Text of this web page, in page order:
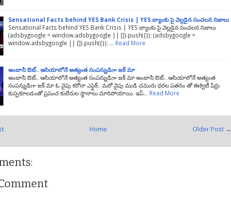
Sensational Facts behind YES Bank Crisis | YES బ్యాంకు పై వెల్లడైన సంచలన నిజాలు
Sensational Facts behind YES Bank Crisis | YES బ్యాంకు పై వెల్లడైన సంచలన నిజాలు
(adsbygoogle = window.adsbygoogle || []).push({}); (adsbygoogle =
window.adsbygoogle || []).push({}); … Read More
అంబానీ ఔట్.. ఆసియాలోనే అత్యంత సంపన్నుడిగా జక్ మా
అంబానీ ఔట్.. ఆసియాలోనే అత్యంత సంపన్నుడిగా జక్ మా అంబానీ ఔట్.. ఆసియాలోనే అత్యంత
సంపన్నుడిగా జక్ మా ఓ వైపు కరోనా ఎఫ్టెక్.. మరో వైపు ముడి చమురు ధరల పతనం తో ఈక్వెటీ షేర్లు
కుప్పకూలడంతో ప్రపంచ కుబేరుల స్థానాలు మారిపోయాయి. ఇప్… Read More
Older Post →
Home